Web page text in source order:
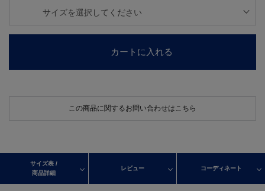
カートに入れる
この商品に関するお問い合わせはこちら
サイズ表 /
商品詳細
レビュー コーディネート